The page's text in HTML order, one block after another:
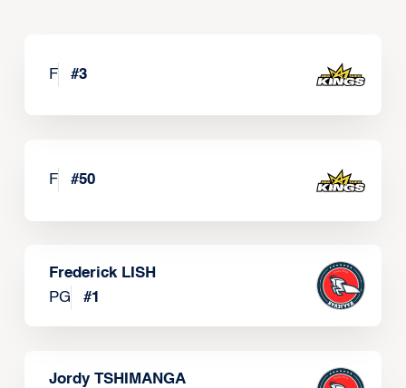
F #3
F #50
Frederick LISH
PG
#1
Jordy TSHIMANGA